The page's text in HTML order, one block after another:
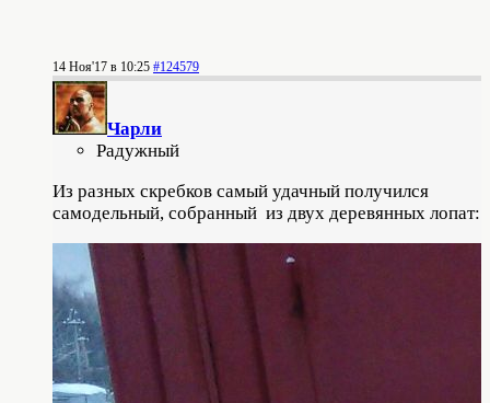
14 Ноя'17 в 10:25 #124579
Чарли
Радужный
Из разных скребков самый удачный получился
самодельный, собранный из двух деревянных лопат: